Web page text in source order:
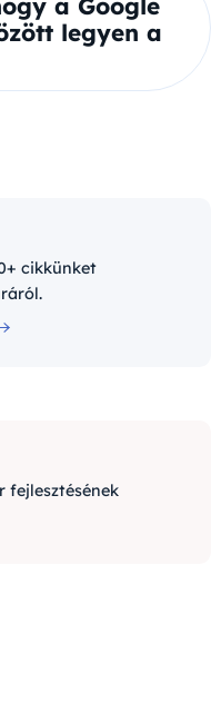
a Google
legyen a
cikkünket
fejlesztésének